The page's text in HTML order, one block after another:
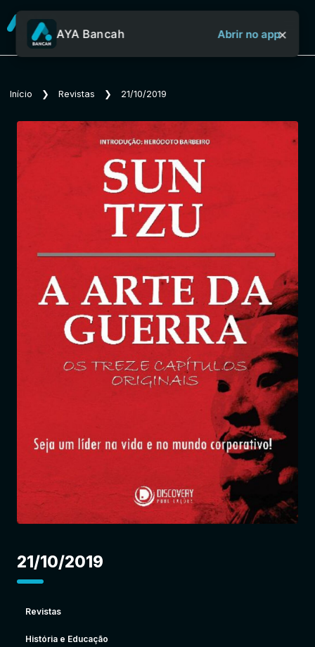
Sobre o Aya Bancah
Início
Revistas
Notícias
Entrar
AYA Bancah Abrir no app×
Início ❯ Revistas ❯ 21/10/2019
21/10/2019
Revistas
História e Educação